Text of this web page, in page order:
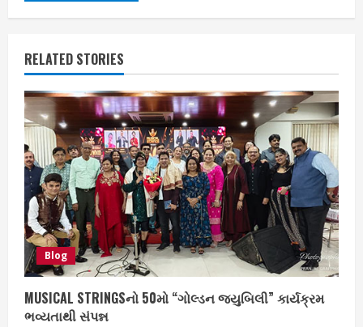
RELATED STORIES
Blog
MUSICAL STRINGSનો 50મો “ગોલ્ડન જયુબિલી” કાર્યક્રમ
ભવ્યતાથી સંપન્ન